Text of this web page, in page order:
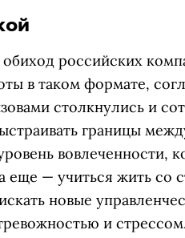
российских
в таком формате,
столкнулись и
границы
вовлеченности,
еще — учиться жить со
новые
и